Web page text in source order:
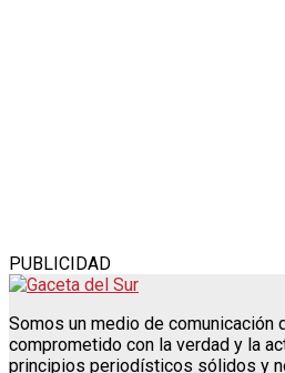
PUBLICIDAD
Somos un medio de comunicación
comprometido con la verdad y la
principios periodísticos sólidos y